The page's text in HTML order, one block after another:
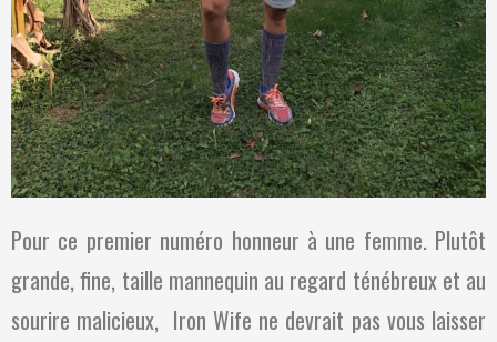
Pour ce premier numéro honneur à une femme. Plutôt
grande, fine, taille mannequin au regard ténébreux et au
sourire malicieux, Iron Wife ne devrait pas vous laisser